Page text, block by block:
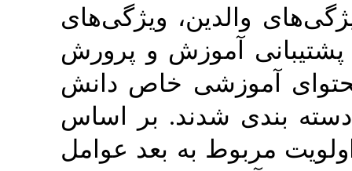
ویژگی‌های
و پرورش
خاص دانش
شدند. بر اساس
به بعد عوامل